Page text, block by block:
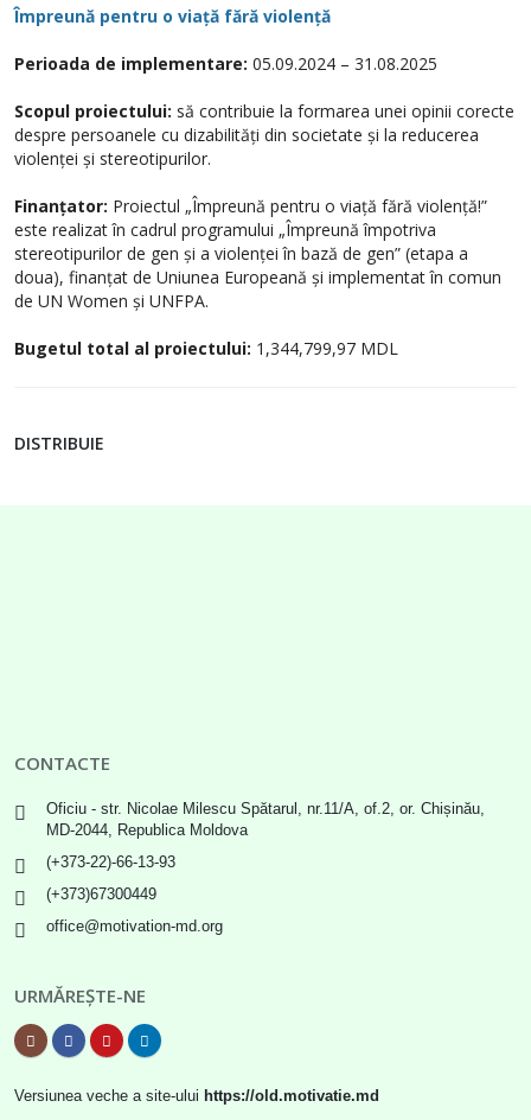
Împreună pentru o viață fără violență
Perioada de implementare: 05.09.2024 – 31.08.2025
Scopul proiectului: să contribuie la formarea unei opinii corecte
despre persoanele cu dizabilități din societate și la reducerea
violenței și stereotipurilor.
Finanțator: Proiectul „Împreună pentru o viață fără violență!”
este realizat în cadrul programului „Împreună împotriva
stereotipurilor de gen și a violenței în bază de gen” (etapa a
doua), finanțat de Uniunea Europeană și implementat în comun
de UN Women și UNFPA.
Bugetul total al proiectului: 1,344,799,97 MDL
DISTRIBUIE
CONTACTE
Oficiu - str. Nicolae Milescu Spătarul, nr.11/A, of.2, or. Chișinău,
MD-2044, Republica Moldova
(+373-22)-66-13-93
(+373)67300449
office@motivation-md.org
URMĂREȘTE-NE
Versiunea veche a site-ului https://old.motivatie.md